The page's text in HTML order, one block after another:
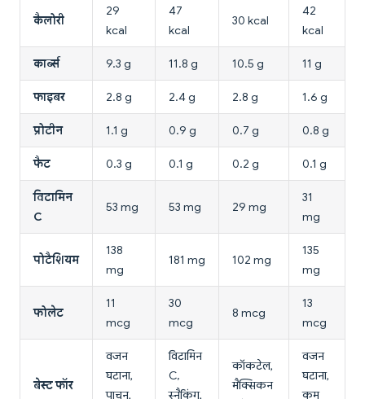
कैलोरी
29
kcal
47
kcal
30 kcal
42
kcal
कार्ब्स 9.3 g 11.8 g 10.5 g 11 g
फाइबर 2.8 g 2.4 g 2.8 g 1.6 g
प्रोटीन 1.1 g 0.9 g 0.7 g 0.8 g
फैट 0.3 g 0.1 g 0.2 g 0.1 g
विटामिन
C
53 mg 53 mg 29 mg
31
mg
पोटैशियम
138
mg
181 mg 102 mg
135
mg
फोलेट
11
mcg
30
mcg
8 mcg
13
mcg
बेस्ट फॉर
वजन
घटाना,
पाचन,
विटामिन
C,
स्नैकिंग,
कॉकटेल,
मैक्सिकन
वजन
घटाना,
कम